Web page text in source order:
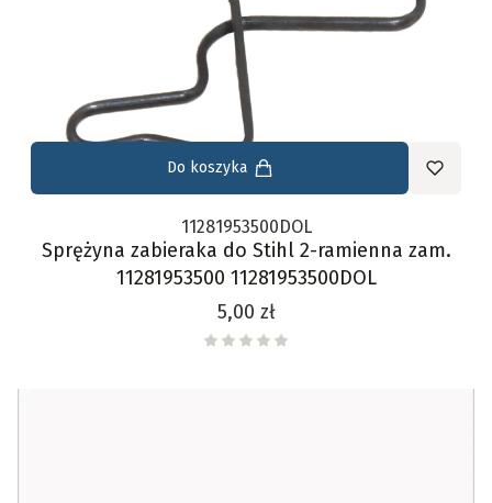
Do koszyka
11281953500DOL
Sprężyna zabieraka do Stihl 2-ramienna zam.
11281953500 11281953500DOL
Cena
5,00 zł